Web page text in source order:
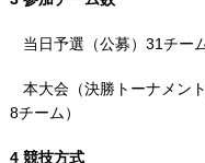
当日予選（公募）31チー
本大会（決勝トーナメン
8チーム）
4 競技方式